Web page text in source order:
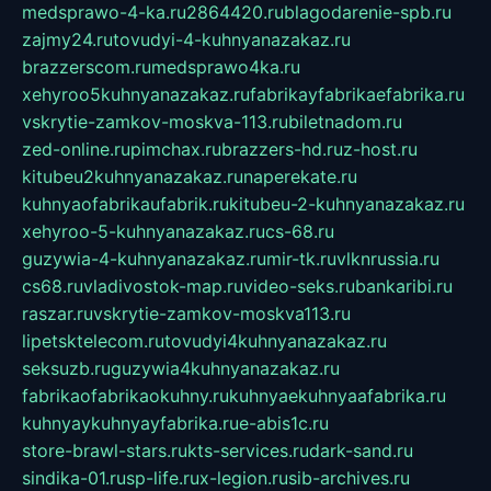
medsprawo-4-ka.ru2864420.rublagodarenie-spb.ru
zajmy24.rutovudyi-4-kuhnyanazakaz.ru
brazzerscom.rumedsprawo4ka.ru
xehyroo5kuhnyanazakaz.rufabrikayfabrikaefabrika.ru
vskrytie-zamkov-moskva-113.rubiletnadom.ru
zed-online.rupimchax.rubrazzers-hd.ruz-host.ru
kitubeu2kuhnyanazakaz.runaperekate.ru
kuhnyaofabrikaufabrik.rukitubeu-2-kuhnyanazakaz.ru
xehyroo-5-kuhnyanazakaz.rucs-68.ru
guzywia-4-kuhnyanazakaz.rumir-tk.ruvlknrussia.ru
cs68.ruvladivostok-map.ruvideo-seks.rubankaribi.ru
raszar.ruvskrytie-zamkov-moskva113.ru
lipetsktelecom.rutovudyi4kuhnyanazakaz.ru
seksuzb.ruguzywia4kuhnyanazakaz.ru
fabrikaofabrikaokuhny.rukuhnyaekuhnyaafabrika.ru
kuhnyaykuhnyayfabrika.rue-abis1c.ru
store-brawl-stars.rukts-services.rudark-sand.ru
sindika-01.rusp-life.rux-legion.rusib-archives.ru